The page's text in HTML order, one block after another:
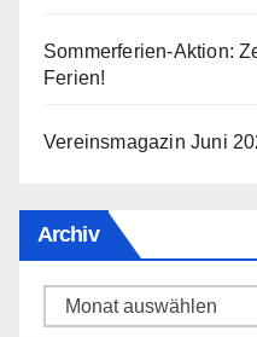
Sommerferien-Aktion:
Ferien!
Vereinsmagazin Juni
Archiv
Archiv